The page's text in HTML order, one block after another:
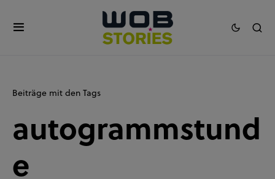
Beiträge mit den Tags
autogrammstund
e